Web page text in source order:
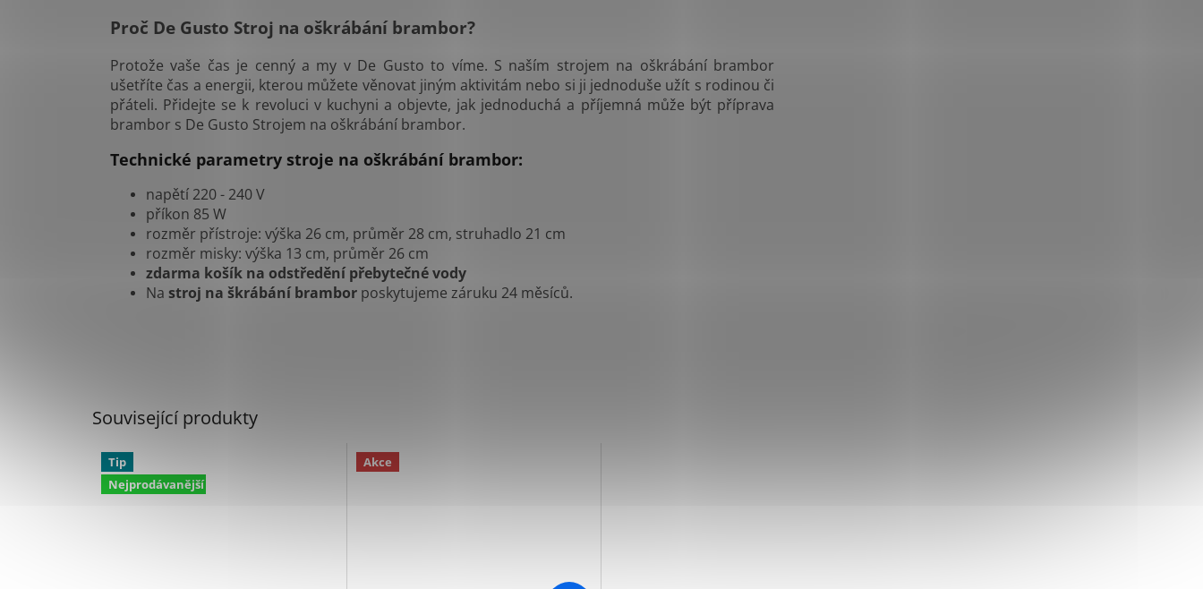
Související produkty
Tip
Nejprodávanější
Akce
Proč De Gusto Stroj na oškrábání brambor?
Protože vaše čas je cenný a my v De Gusto to víme. S naším strojem na oškrábání brambor
ušetříte čas a energii, kterou můžete věnovat jiným aktivitám nebo si ji jednoduše užít s rodinou či
přáteli. Přidejte se k revoluci v kuchyni a objevte, jak jednoduchá a příjemná může být příprava
brambor s De Gusto Strojem na oškrábání brambor.
Technické parametry stroje na oškrábání brambor:
napětí 220 - 240 V
příkon 85 W
rozměr přístroje: výška 26 cm, průměr 28 cm, struhadlo 21 cm
rozměr misky: výška 13 cm, průměr 26 cm
zdarma košík na odstředění přebytečné vody
Na stroj na škrábání brambor poskytujeme záruku 24 měsíců.